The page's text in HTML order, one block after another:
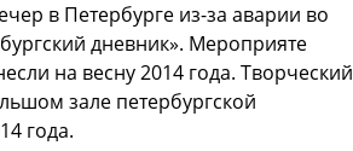
в Петербурге из-за аварии во
дневник». Мероприяте
на весну 2014 года. Творческий
зале петербургской
года.